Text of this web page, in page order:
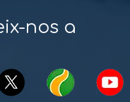
nos a